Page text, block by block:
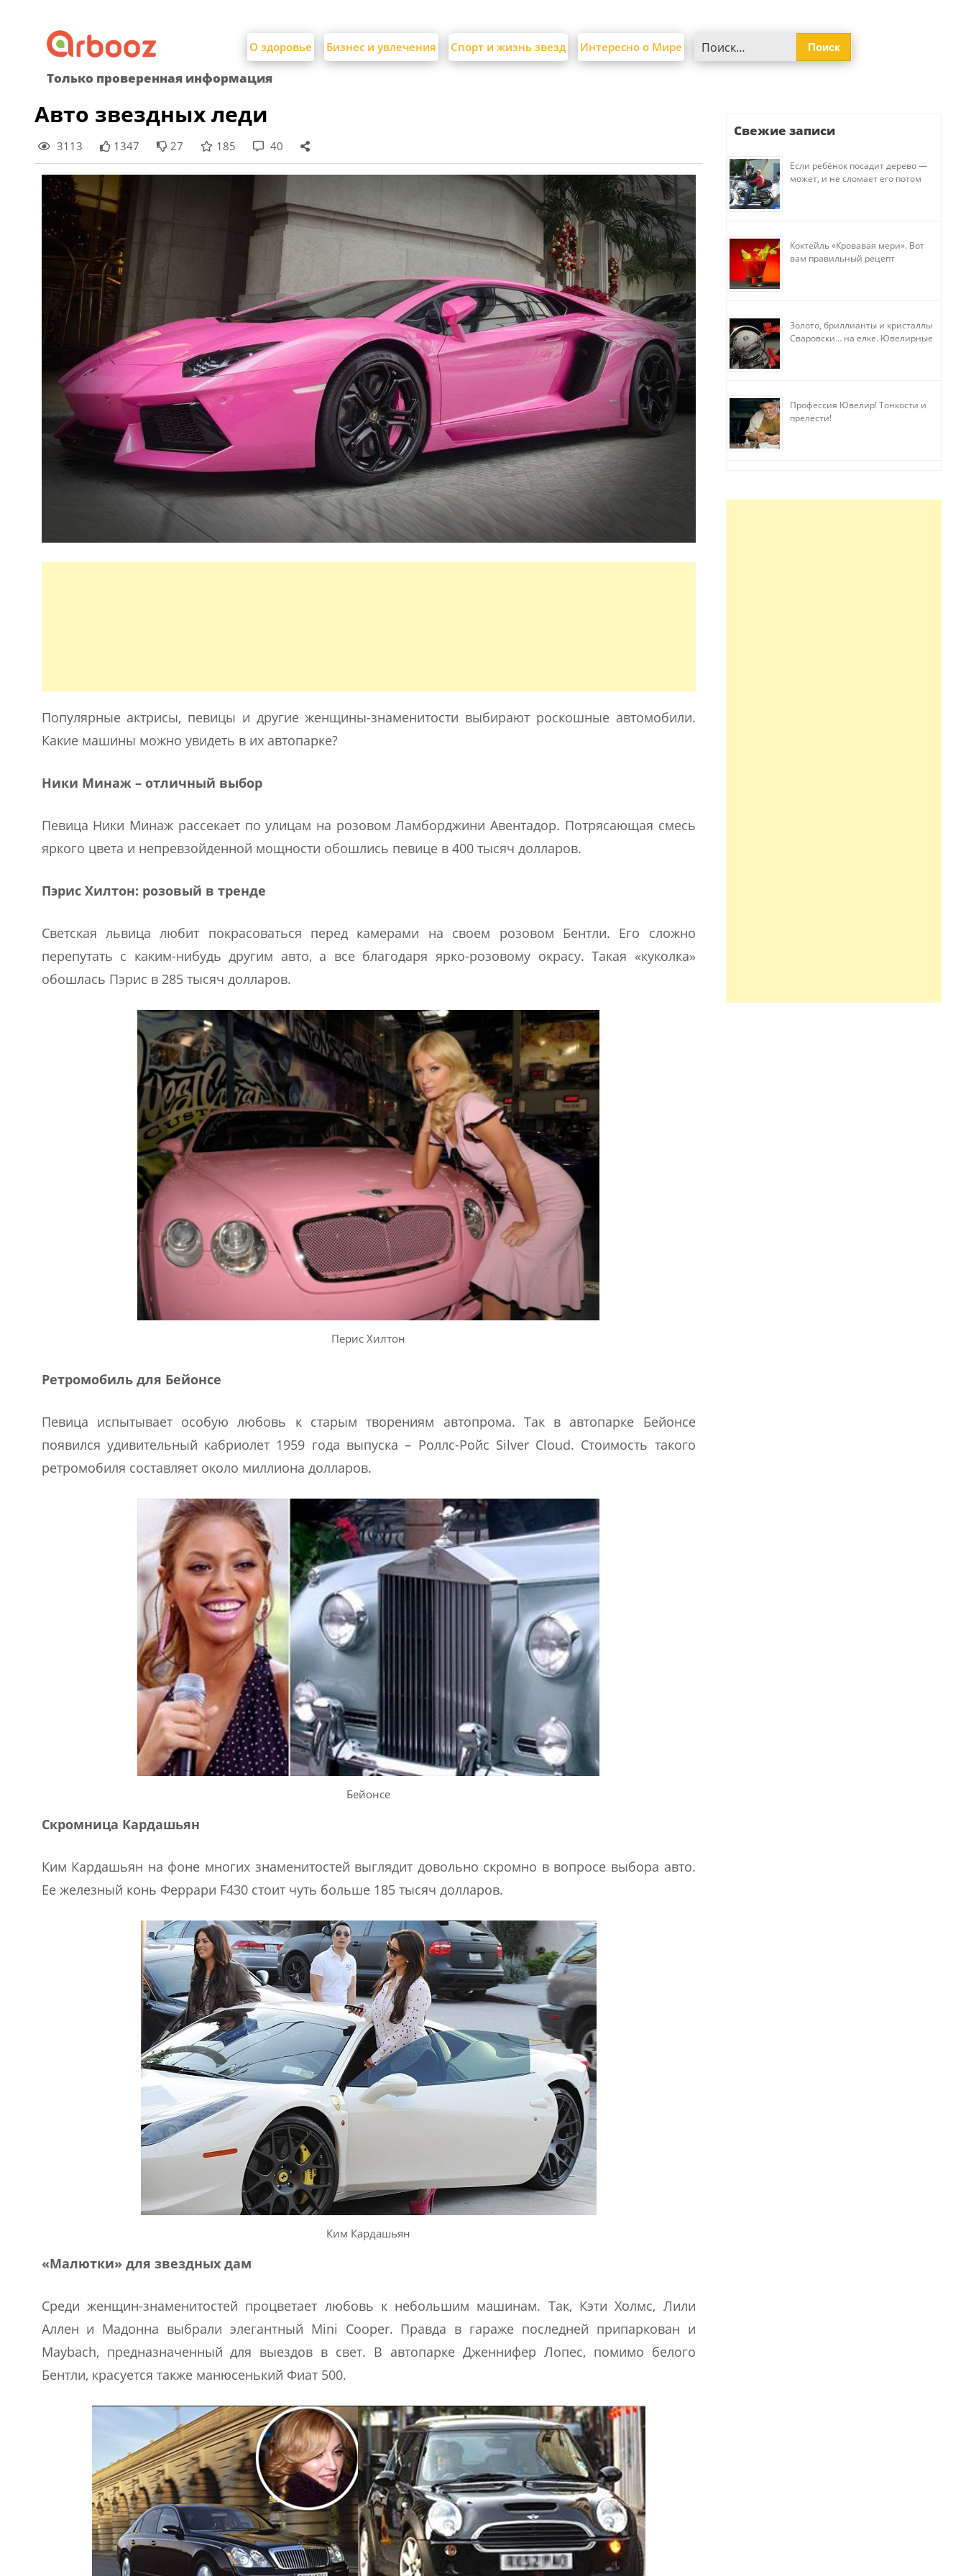
content
О здоровье Бизнес и увлечения Спорт и жизнь звезд Интересно о Мире
Только проверенная информация
Авто звездных леди
3113 1347 27 185 40
Популярные актрисы, певицы и другие женщины-знаменитости выбирают роскошные автомобили.
Какие машины можно увидеть в их автопарке?
Ники Минаж – отличный выбор
Певица Ники Минаж рассекает по улицам на розовом Ламборджини Авентадор. Потрясающая смесь
яркого цвета и непревзойденной мощности обошлись певице в 400 тысяч долларов.
Пэрис Хилтон: розовый в тренде
Светская львица любит покрасоваться перед камерами на своем розовом Бентли. Его сложно
перепутать с каким-нибудь другим авто, а все благодаря ярко-розовому окрасу. Такая «куколка»
обошлась Пэрис в 285 тысяч долларов.
Перис Хилтон
Ретромобиль для Бейонсе
Певица испытывает особую любовь к старым творениям автопрома. Так в автопарке Бейонсе
появился удивительный кабриолет 1959 года выпуска – Роллс-Ройс Silver Cloud. Стоимость такого
ретромобиля составляет около миллиона долларов.
Бейонсе
Скромница Кардашьян
Ким Кардашьян на фоне многих знаменитостей выглядит довольно скромно в вопросе выбора авто.
Ее железный конь Феррари F430 стоит чуть больше 185 тысяч долларов.
Ким Кардашьян
«Малютки» для звездных дам
Среди женщин-знаменитостей процветает любовь к небольшим машинам. Так, Кэти Холмс, Лили
Аллен и Мадонна выбрали элегантный Mini Cooper. Правда в гараже последней припаркован и
Maybach, предназначенный для выездов в свет. В автопарке Дженнифер Лопес, помимо белого
Бентли, красуется также манюсенький Фиат 500.
Свежие записи
Если ребёнок посадит дерево —
может, и не сломает его потом
Коктейль «Кровавая мери». Вот
вам правильный рецепт
Золото, бриллианты и кристаллы
Сваровски… на елке. Ювелирные
Профессия Ювелир! Тонкости и
прелести!